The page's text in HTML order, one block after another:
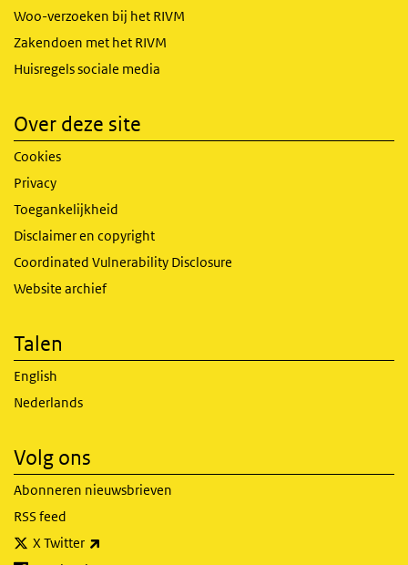
Woo-verzoeken bij het RIVM
Zakendoen met het RIVM
Huisregels sociale media
Over deze site
Cookies
Privacy
Toegankelijkheid
Disclaimer en copyright
Coordinated Vulnerability Disclosure
Website archief
Talen
English
Nederlands
Volg ons
Abonneren nieuwsbrieven
RSS feed
X Twitter